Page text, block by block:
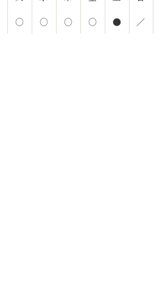
○ ○ ○ ○ ● ／